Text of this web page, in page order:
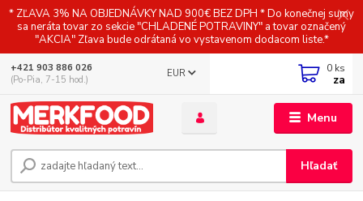
* ZĽAVA 3% NA OBJEDNÁVKY NAD 900€ BEZ DPH * Do konečnej sumy
sa neráta tovar zo sekcie "CHLADENÉ POTRAVINY" a tovar označený
"AKCIA" Zľava bude odrátaná vo vystavenom dodacom liste.*
Menu
EUR
Hľadať
+421 903 886 026
(Po-Pia, 7-15 hod.)
0 ks
za